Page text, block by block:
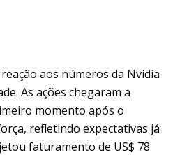
aos números da Nvidia
As ações chegaram a
momento após o
refletindo expectativas já
faturamento de US$ 78